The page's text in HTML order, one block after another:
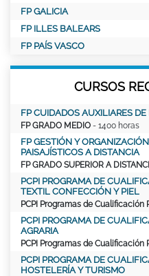
FP GALICIA
FP ILLES BALEARS
FP PAÍS VASCO
CURSOS
FP CUIDADOS AUXILIARES DE
FP GRADO MEDIO - 1400 horas
FP GESTIÓN Y
PAISAJÍSTICOS A DISTANCIA
FP GRADO SUPERIOR A
PCPI PROGRAMA DE
TEXTIL CONFECCIÓN Y PIEL
PCPI Programas de Cualificación
PCPI PROGRAMA DE
AGRARIA
PCPI Programas de Cualificación
PCPI PROGRAMA DE
HOSTELERÍA Y TURISMO